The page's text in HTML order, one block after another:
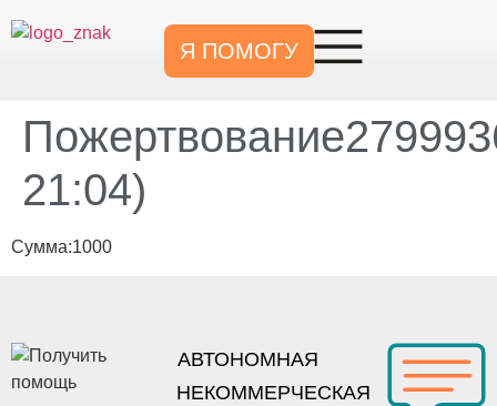
Я ПОМОГУ
21:04)
Сумма:1000
АВТОНОМНАЯ
НЕКОММЕРЧЕСКАЯ